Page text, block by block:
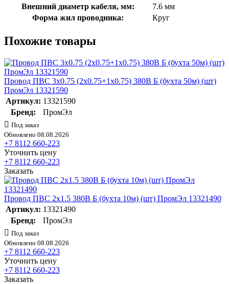
Внешний диаметр кабеля, мм:
7.6 мм
Форма жил проводника:
Круг
Похожие товары
Провод ПВС 3х0.75 (2х0.75+1х0.75) 380В Б (бухта 50м) (шт)
ПромЭл 13321590
Артикул: 13321590
Бренд:
ПромЭл
Под заказ
Обновлено 08.08.2026
+7 8112 660-223
Уточнить цену
+7 8112 660-223
Заказать
Провод ПВС 2х1.5 380В Б (бухта 10м) (шт) ПромЭл 13321490
Артикул: 13321490
Бренд:
ПромЭл
Под заказ
Обновлено 08.08.2026
+7 8112 660-223
Уточнить цену
+7 8112 660-223
Заказать